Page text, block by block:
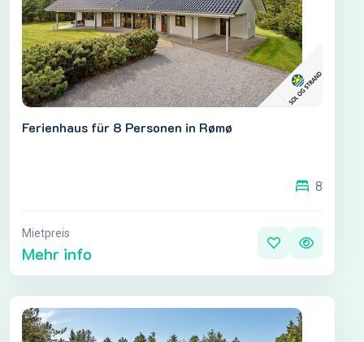
Ferienhaus für 8 Personen in Rømø
8
Mietpreis
Mehr info